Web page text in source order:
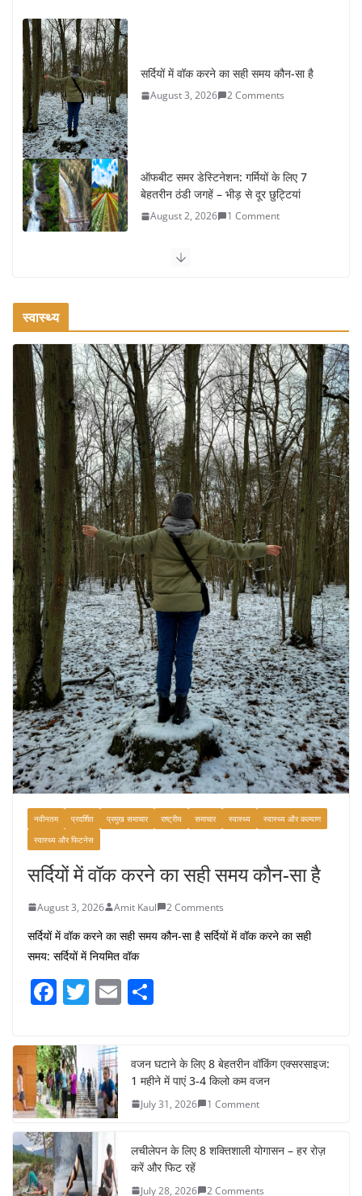
सर्दियों में वॉक करने का सही समय कौन-सा है
August 3, 2026 2 Comments
ऑफबीट समर डेस्टिनेशन: गर्मियों के लिए 7
बेहतरीन ठंडी जगहें – भीड़ से दूर छुट्टियां
August 2, 2026 1 Comment
कश्मीर यात्रा गाइड: प्राकृतिक सुंदरता और
वजन घटाने के लिए 8 बेहतरीन वॉकिंग एक्सरसाइज: 1 महीने में पाएं 3-4
किलो कम वजन
July 31, 2026 1 Comment
16 ज़रूरी कीबोर्ड शॉर्टकट्स जो आपकी
उत्पादकता को दोगुना कर देंगे
August 7, 2026 0 Comments
स्वास्थ्य
नवीनतम प्रदर्शित प्रमुख समाचार राष्ट्रीय समाचार स्वास्थ्य
स्वास्थ्य और कल्याण
स्वास्थ्य और फिटनेस
सर्दियों में वॉक करने का सही समय कौन-सा है
August 3, 2026 Amit Kaul 2 Comments
सर्दियों में वॉक करने का सही समय कौन-सा है सर्दियों में वॉक करने का सही
समय: सर्दियों में नियमित वॉक
F
c
e
b
o
o
k
T
itt
er
E
e
वजन घटाने के लिए 8 बेहतरीन वॉकिंग एक्सरसाइज:
1 महीने में पाएं 3-4 किलो कम वजन
July 31, 2026 1 Comment
लचीलेपन के लिए 8 शक्तिशाली योगासन – हर रोज़
करें और फिट रहें
July 28, 2026 2 Comments